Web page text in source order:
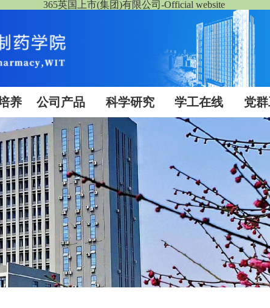
365英国上市(集团)有限公司-Official website
养 公司产品 科学研究 学工在线 党